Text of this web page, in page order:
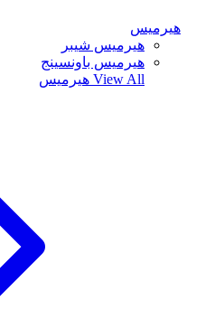
هيرميس
هيرميس شيبر
هيرميس باونسينج
View All هيرميس